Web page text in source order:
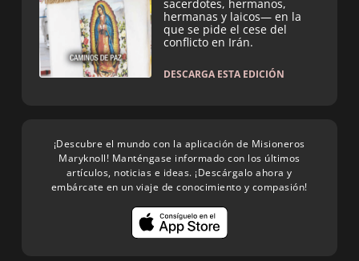
sacerdotes, hermanos,
hermanas y laicos— en la
que se pide el cese del
conflicto en Irán.
DESCARGA ESTA EDICIÓN
¡Descubre el mundo con la aplicación de Misioneros
Maryknoll! Manténgase informado con los últimos
artículos, noticias e ideas. ¡Descárgalo ahora y
embárcate en un viaje de conocimiento y compasión!